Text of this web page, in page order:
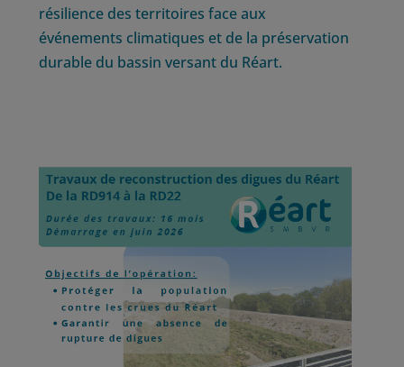
résilience des territoires face aux
événements climatiques et de la préservation
durable du bassin versant du Réart.